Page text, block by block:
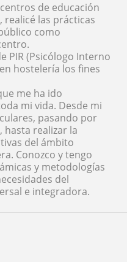
de educación
las prácticas
como
PIR (Psicólogo Interno
hostelería los fines
me ha ido
mi vida. Desde mi
pasando por
realizar la
del ámbito
Conozco y tengo
y metodologías
del
e integradora.